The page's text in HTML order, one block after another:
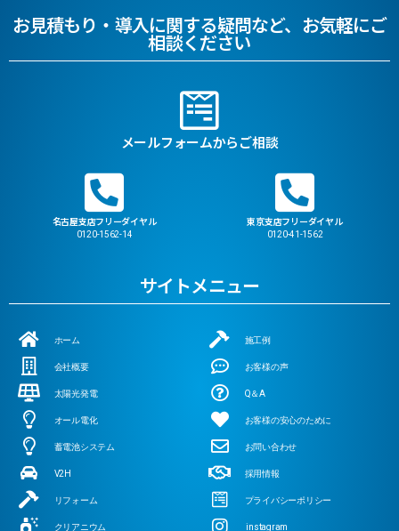
お見積もり・導入に関する疑問など、お気軽にご
相談ください
メールフォームからご相談
名古屋支店フリーダイヤル
0120-1562-14
東京支店フリーダイヤル
0120-41-1562
サイトメニュー
ホーム
会社概要
太陽光発電
オール電化
蓄電池システム
V2H
リフォーム
クリアニウム
施工例
お客様の声
Q＆A
お客様の安心のために
お問い合わせ
採用情報
プライバシーポリシー
instagram